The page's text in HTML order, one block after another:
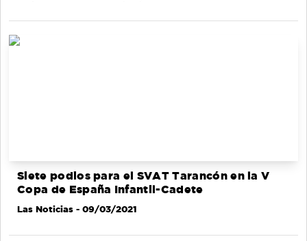
Siete podios para el SVAT Tarancón en la V
Copa de España Infantil-Cadete
Las Noticias - 09/03/2021